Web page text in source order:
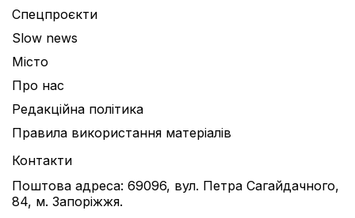
Спецпроєкти
Slow news
Місто
Про нас
Редакційна політика
Правила використання матеріалів
Контакти
Поштова адреса: 69096, вул. Петра Сагайдачного,
84, м. Запоріжжя.